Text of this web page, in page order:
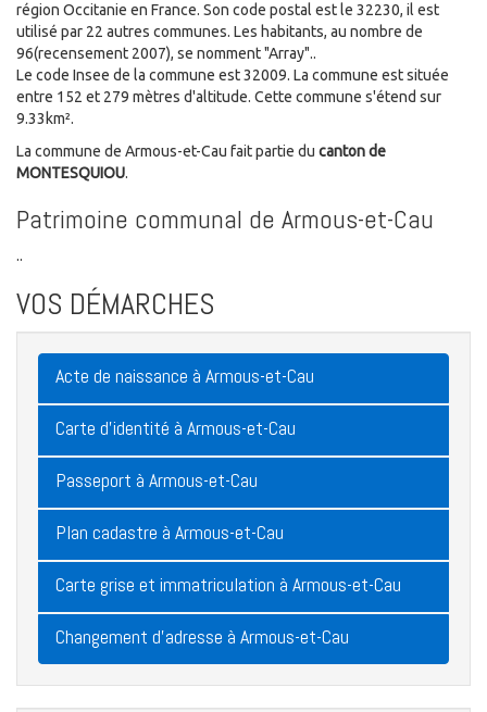
région Occitanie en France. Son code postal est le 32230, il est
utilisé par 22 autres communes. Les habitants, au nombre de
96(recensement 2007), se nomment "Array"..
Le code Insee de la commune est 32009. La commune est située
entre 152 et 279 mètres d'altitude. Cette commune s'étend sur
9.33km².
La commune de Armous-et-Cau fait partie du canton de
MONTESQUIOU.
Patrimoine communal de Armous-et-Cau
..
VOS DÉMARCHES
Acte de naissance à Armous-et-Cau
Carte d'identité à Armous-et-Cau
Passeport à Armous-et-Cau
Plan cadastre à Armous-et-Cau
Carte grise et immatriculation à Armous-et-Cau
Changement d'adresse à Armous-et-Cau